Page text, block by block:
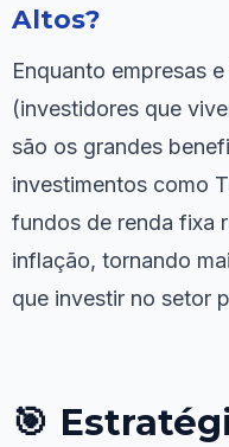
Altos?
Enquanto empresas
(investidores que
são os grandes
investimentos como
fundos de renda fixa
inflação, tornando
que investir no setor
🎯